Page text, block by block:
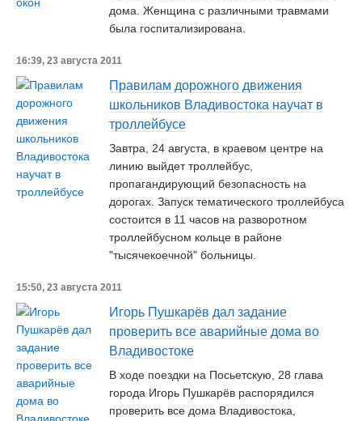
дома. Женщина с различными травмами
была госпитализирована.
16:39, 23 августа 2011
Правилам дорожного движения
школьников Владивостока научат в
троллейбусе
Завтра, 24 августа, в краевом центре на
линию выйдет троллейбус,
пропагандирующий безопасность на
дорогах. Запуск тематического троллейбуса
состоится в 11 часов на разворотном
троллейбусном кольце в районе
"тысячекоечной" больницы.
15:50, 23 августа 2011
Игорь Пушкарёв дал задание
проверить все аварийные дома во
Владивостоке
В ходе поездки на Посьетскую, 28 глава
города Игорь Пушкарёв распорядился
проверить все дома Владивостока,